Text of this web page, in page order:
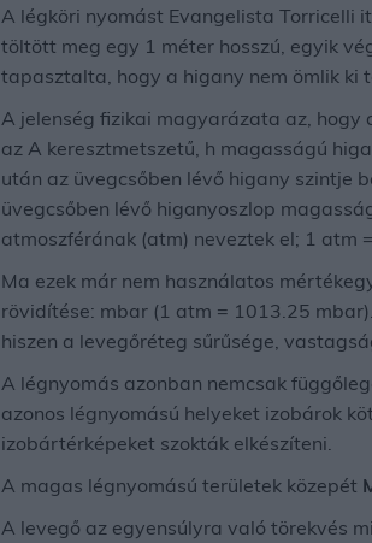
A légköri nyomást Evangelista Torricelli
töltött meg egy 1 méter hosszú, egyik
tapasztalta, hogy a higany nem ömlik ki
A jelenség fizikai magyarázata az, hogy
az A keresztmetszetű, h magasságú
után az üvegcsőben lévő higany szintje
üvegcsőben lévő higanyoszlop
atmoszférának (atm) neveztek el; 1 atm
Ma ezek már nem használatos
rövidítése: mbar (1 atm = 1013.25
hiszen a levegőréteg sűrűsége,
A légnyomás azonban nemcsak
azonos légnyomású helyeket izobárok
izobártérképeket szokták elkészíteni.
A magas légnyomású területek közepét
A levegő az egyensúlyra való törekvés